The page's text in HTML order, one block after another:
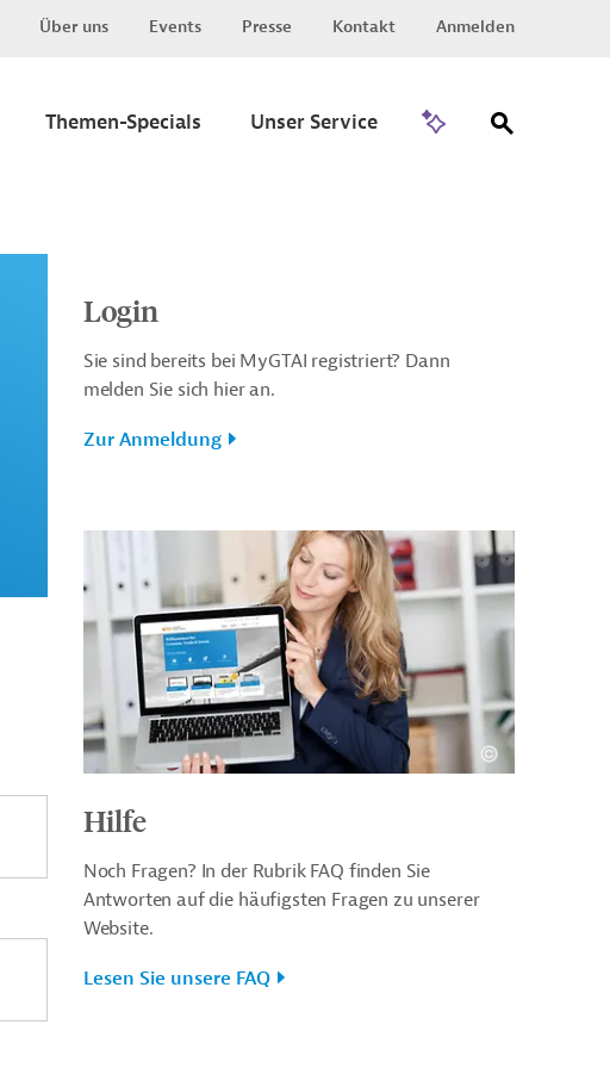
Über uns Events Presse Kontakt Anmelden
Themen-Specials Unser Service
Login
Sie sind bereits bei MyGTAI registriert? Dann
melden Sie sich hier an.
Zur Anmeldung
Hilfe
Noch Fragen? In der Rubrik FAQ finden Sie
Antworten auf die häufigsten Fragen zu unserer
Website.
Lesen Sie unsere FAQ